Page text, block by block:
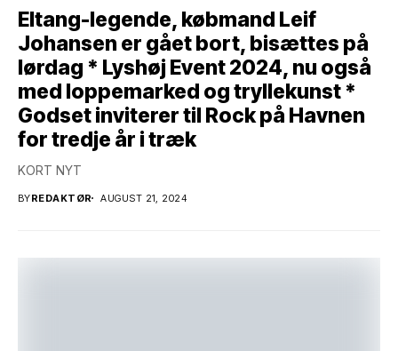
Eltang-legende, købmand Leif
Johansen er gået bort, bisættes på
lørdag * Lyshøj Event 2024, nu også
med loppemarked og tryllekunst *
Godset inviterer til Rock på Havnen
for tredje år i træk
KORT NYT
BYREDAKTØR AUGUST 21, 2024